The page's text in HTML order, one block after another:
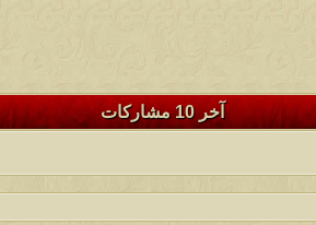
آخر 10 مشاركات